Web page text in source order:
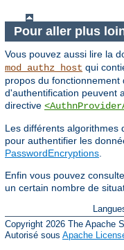
Pour aller plus
Vous pouvez aussi lire la
mod_authz_host qui
propos du
d'authentification peuvent
directive
Les différents algorithmes
pour authentifier les
PasswordEncryptions
Enfin vous pouvez
un certain nombre de
Copyright 2026 The Apache
Autorisé sous Apache